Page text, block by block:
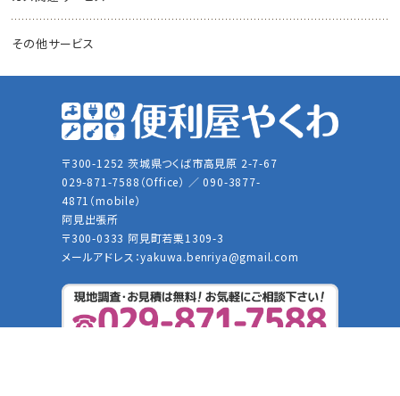
その他サービス
〒300-1252 茨城県つくば市高見原 2-7-67
029-871-7588（Office） ／ 090-3877-
4871（mobile）
阿見出張所
〒300-0333 阿見町若栗1309-3
メールアドレス：yakuwa.benriya@gmail.com